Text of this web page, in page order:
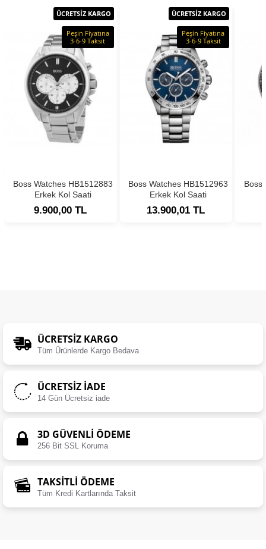
ÜCRETSİZ KARGO
Peşin Fiyatına
3-6-9 Taksit
Boss Watches HB1512883
Erkek Kol Saati
9.900,00 TL
ÜCRETSİZ KARGO
Peşin Fiyatına
3-6-9 Taksit
Boss Watches HB1512963
Erkek Kol Saati
13.900,01 TL
Boss
ÜCRETSIZ KARGO
Tüm Ürünlerde Kargo Bedava
ÜCRETSIZ İADE
14 Gün Ücretsiz iade
3D GÜVENLİ ÖDEME
256 Bit SSL Koruma
TAKSİTLİ ÖDEME
Tüm Kredi Kartlarında Taksit